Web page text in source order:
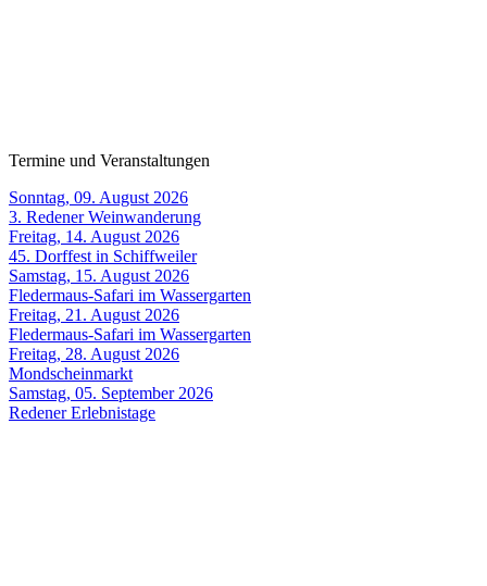
Termine und Veranstaltungen
Sonntag, 09. August 2026
3. Redener Weinwanderung
Freitag, 14. August 2026
45. Dorffest in Schiffweiler
Samstag, 15. August 2026
Fledermaus-Safari im Wassergarten
Freitag, 21. August 2026
Fledermaus-Safari im Wassergarten
Freitag, 28. August 2026
Mondscheinmarkt
Samstag, 05. September 2026
Redener Erlebnistage